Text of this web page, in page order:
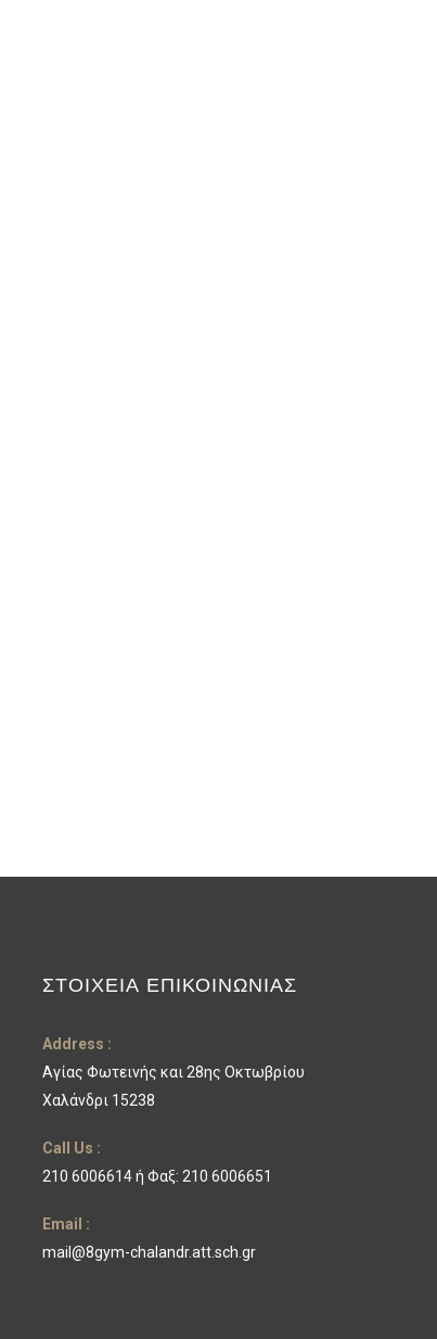
ΣΤΟΙΧΕΊΑ ΕΠΙΚΟΙΝΩΝΊΑΣ
Address :
Αγίας Φωτεινής και 28ης Οκτωβρίου
Χαλάνδρι 15238
Call Us :
210 6006614 ή Φαξ: 210 6006651
Email :
mail@8gym-chalandr.att.sch.gr